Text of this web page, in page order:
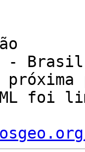
- Brasil
foi